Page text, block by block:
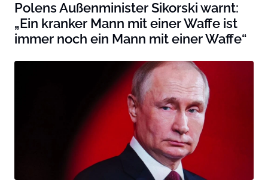
Polens Außenminister Sikorski warnt:
„Ein kranker Mann mit einer Waffe ist
immer noch ein Mann mit einer Waffe“